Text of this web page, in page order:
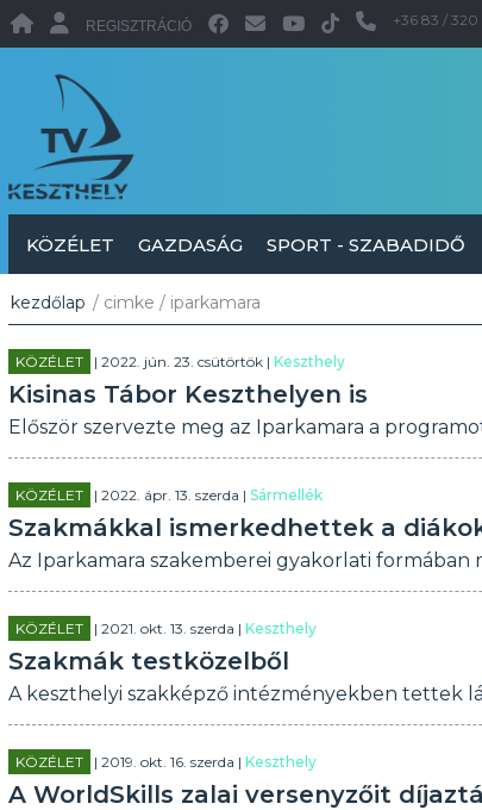
REGISZTRÁCIÓ +36 83 /
KÖZÉLET GAZDASÁG SPORT - SZABADIDŐ
kezdőlap / cimke / iparkamara
KÖZÉLET | 2022. jún. 23. csütörtök | Keszthely
Kisinas Tábor Keszthelyen is
Először szervezte meg az Iparkamara a
KÖZÉLET | 2022. ápr. 13. szerda | Sármellék
Szakmákkal ismerkedhettek a
Az Iparkamara szakemberei gyakorlati
KÖZÉLET | 2021. okt. 13. szerda | Keszthely
Szakmák testközelből
A keszthelyi szakképző intézményekben tettek
KÖZÉLET | 2019. okt. 16. szerda | Keszthely
A WorldSkills zalai versenyzőit